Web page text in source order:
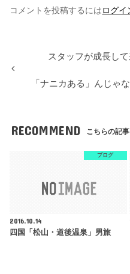
コメントを投稿するにはログイ
スタッフが成長して
「ナニカある」んじゃ
RECOMMEND こちらの記事
ブログ
2016.10.14
四国「松山・道後温泉」男旅